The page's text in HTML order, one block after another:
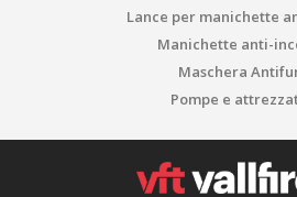
Lance per manichette
Manichette anti-
Maschera
Pompe e